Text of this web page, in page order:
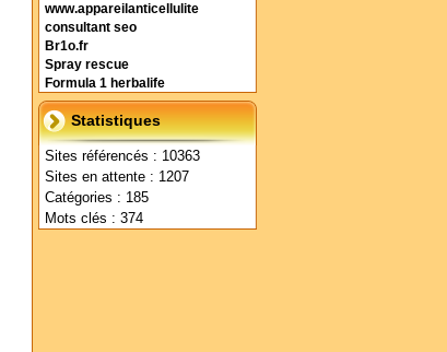
www.appareilanticellulite
consultant seo
Br1o.fr
Spray rescue
Formula 1 herbalife
Statistiques
Sites référencés : 10363
Sites en attente : 1207
Catégories : 185
Mots clés : 374